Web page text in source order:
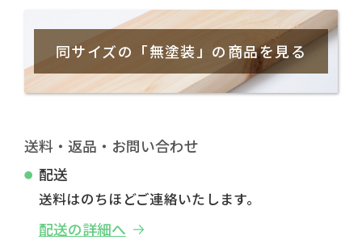
同サイズの「無塗装」の商品を見る
送料・返品・お問い合わせ
配送
送料はのちほどご連絡いたします。
配送の詳細へ